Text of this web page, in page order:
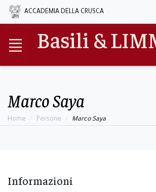
ACCADEMIA DELLA CRUSCA
Basili &
Marco Saya
Home Persone Marco Saya
Informazioni